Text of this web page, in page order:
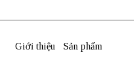
Giới thiệu Sản phẩm